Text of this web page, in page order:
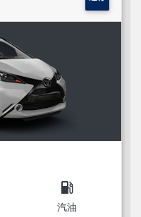
local_gas_station
汽油